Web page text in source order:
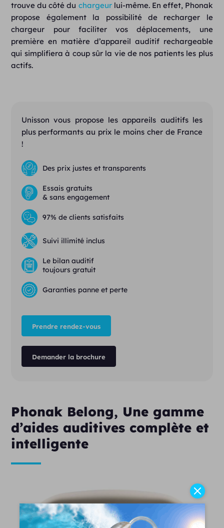
trouve du côté du chargeurlui-même. En effet, Phonak
propose également la possibilité de recharger le
chargeur pour faciliter vos déplacements, une
première en matière d’appareil auditif rechargeable
qui simplifiera à coup sûr la vie de nos patients les plus
actifs.
Unisson vous propose les appareils auditifs les
plus performants au prix le moins cher de France
!
Des prix justes et transparents
Essais gratuits
& sans engagement
97% de clients satisfaits
Suivi illimité inclus
Le bilan auditif
toujours gratuit
Garanties panne et perte
Prendre rendez-vous
Demander la brochure
Phonak Belong, Une gamme
d’aides auditives complète et
intelligente